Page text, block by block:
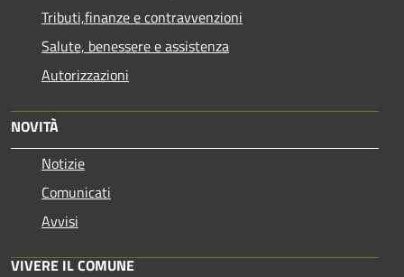
Tributi,finanze e contravvenzioni
Salute, benessere e assistenza
Autorizzazioni
NOVITÀ
Notizie
Comunicati
Avvisi
VIVERE IL COMUNE